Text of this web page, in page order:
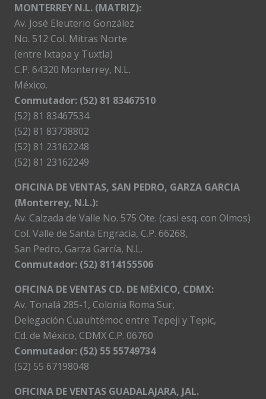
MONTERREY N.L. (MATRIZ):
Av. José Eleuterio González
No. 512 Col. Mitras Norte
(entre Ixtapa y Tuxtla)
C.P. 64320 Monterrey, N.L.
México.
Conmutador: (52) 81 83467510
(52) 81 83467534
(52) 81 83738802
(52) 81 23162248
(52) 81 23162249
OFICINA DE VENTAS, SAN PEDRO, GARZA GARCIA
(Monterrey, N.L.):
Av. Calzada de Valle No. 575 Ote. (casi esq. con Olmos)
Col. Valle de Santa Engracia, C.P. 66268,
San Pedro, Garza García, N.L.
Conmutador: (52) 8114155506
OFICINA DE VENTAS CD. DE MÉXICO, CDMX:
Av. Tonalá 285-1, Colonia Roma Sur,
Delegación Cuauhtémoc entre Tepeji y Tepic,
Cd. de México, CDMX C.P. 06760
Conmutador: (52) 55 55749734
(52) 55 67198048
OFICINA DE VENTAS GUADALAJARA, JAL.